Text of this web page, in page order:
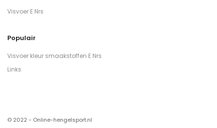
Visvoer E Nrs
Populair
Visvoer kleur smaakstoffen E Nrs
Links
© 2022 - Online-hengelsport.nl